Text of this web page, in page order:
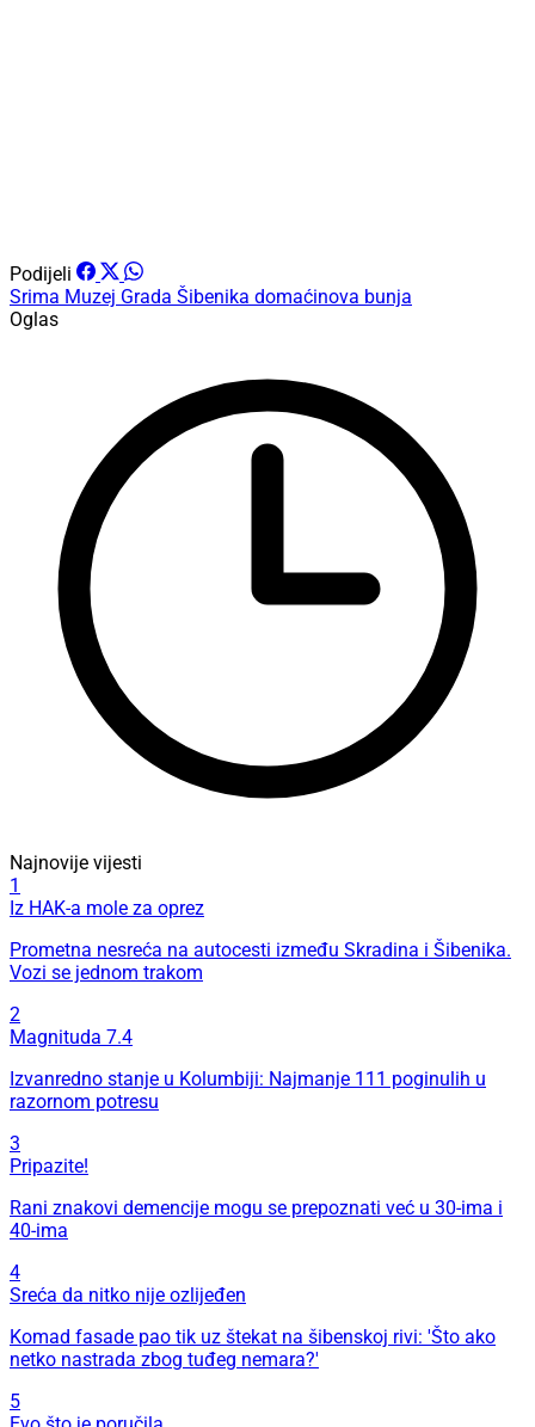
Podijeli
Srima Muzej Grada Šibenika domaćinova bunja
Oglas
Najnovije vijesti
1
Iz HAK-a mole za oprez
Prometna nesreća na autocesti između Skradina i Šibenika.
Vozi se jednom trakom
2
Magnituda 7.4
Izvanredno stanje u Kolumbiji: Najmanje 111 poginulih u
razornom potresu
3
Pripazite!
Rani znakovi demencije mogu se prepoznati već u 30-ima i
40-ima
4
Sreća da nitko nije ozlijeđen
Komad fasade pao tik uz štekat na šibenskoj rivi: 'Što ako
netko nastrada zbog tuđeg nemara?'
5